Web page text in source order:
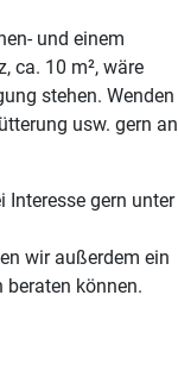
und einem
ca. 10 m², wäre
stehen. Wenden
usw. gern an
Interesse gern unter
wir außerdem ein
können.